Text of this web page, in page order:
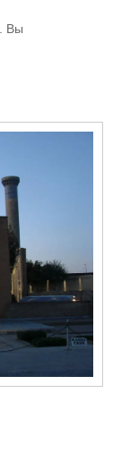
. Вы